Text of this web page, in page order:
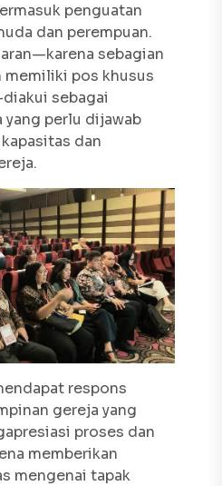
penguatan
dan perempuan.
sebagian
memiliki pos khusus
sebagai
yang perlu dijawab
dan
respons
gereja yang
proses dan
memberikan
mengenai tapak